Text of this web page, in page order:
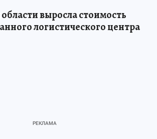
выросла стоимость
логистического центра